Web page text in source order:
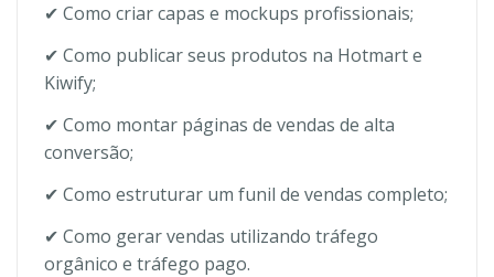
✔ Como criar capas e mockups profissionais;
✔ Como publicar seus produtos na Hotmart e
Kiwify;
✔ Como montar páginas de vendas de alta
conversão;
✔ Como estruturar um funil de vendas completo;
✔ Como gerar vendas utilizando tráfego
orgânico e tráfego pago.